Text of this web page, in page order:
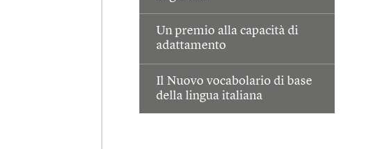
Un premio alla capacità di
adattamento
Il Nuovo vocabolario di base
della lingua italiana